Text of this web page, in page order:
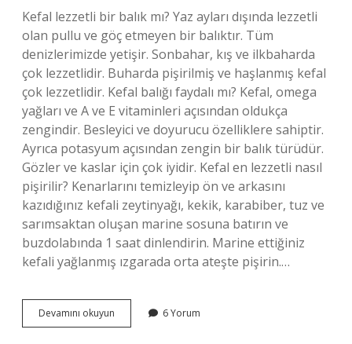
Kefal lezzetli bir balık mı? Yaz ayları dışında lezzetli
olan pullu ve göç etmeyen bir balıktır. Tüm
denizlerimizde yetişir. Sonbahar, kış ve ilkbaharda
çok lezzetlidir. Buharda pişirilmiş ve haşlanmış kefal
çok lezzetlidir. Kefal balığı faydalı mı? Kefal, omega
yağları ve A ve E vitaminleri açısından oldukça
zengindir. Besleyici ve doyurucu özelliklere sahiptir.
Ayrıca potasyum açısından zengin bir balık türüdür.
Gözler ve kaslar için çok iyidir. Kefal en lezzetli nasıl
pişirilir? Kenarlarını temizleyip ön ve arkasını
kazıdığınız kefali zeytinyağı, kekik, karabiber, tuz ve
sarımsaktan oluşan marine sosuna batırın ve
buzdolabında 1 saat dinlendirin. Marine ettiğiniz
kefali yağlanmış ızgarada orta ateşte pişirin.…
Devamını okuyun
Nasıl
6 Yorum